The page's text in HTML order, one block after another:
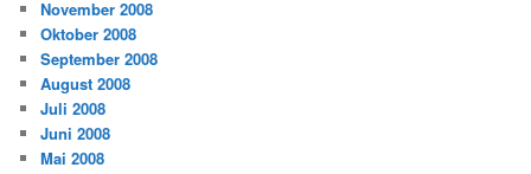
November 2008
Oktober 2008
September 2008
August 2008
Juli 2008
Juni 2008
Mai 2008